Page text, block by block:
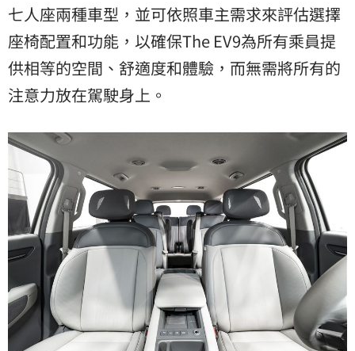
七人座兩種車型，並可依照車主需求來評估選擇
座椅配置和功能，以確保The EV9為所有乘員提
供相等的空間、舒適度和體驗，而無需將所有的
注意力放在駕駛身上。